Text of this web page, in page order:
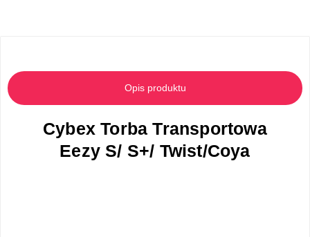
Opis produktu
Cybex Torba Transportowa
Eezy S/ S+/ Twist/Coya